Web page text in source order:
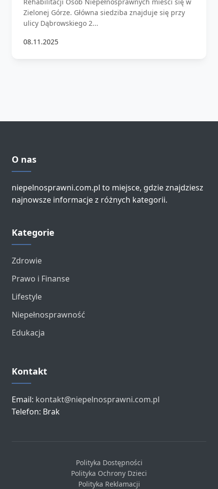
Zielonej Górze. Główna siedziba znajduje się przy
ulicy Dąbrowskiego 2...
08.11.2025
O nas
niepelnosprawni.com.pl to miejsce, gdzie znajdziesz
najnowsze informacje z różnych kategorii.
Kategorie
Zdrowie
Prawo i Finanse
Lifestyle
Niepełnosprawność
Edukacja
Kontakt
Email: kontakt@niepelnosprawni.com.pl
Telefon: Brak
Polityka Dostępności
Polityka Ochrony Dzieci
Polityka Reklamacji